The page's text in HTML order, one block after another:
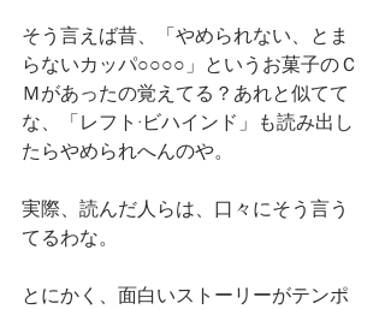
そう言えば昔、「やめられない、とま
らないカッパ○○○○」というお菓子のＣ
Ｍがあったの覚えてる？あれと似てて
な、「レフト·ビハインド」も読み出し
たらやめられへんのや。
実際、読んだ人らは、口々にそう言う
てるわな。
とにかく、面白いストーリーがテンポ